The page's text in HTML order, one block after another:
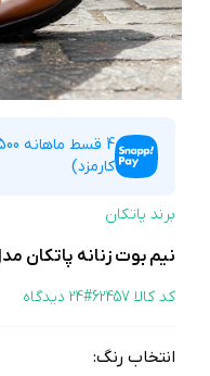
کارمزد)
برند پاتکان
نیم بوت زنانه پاتکان مدل 806 کد 15
کد کالا 62457# 24 دیدگاه
انتخاب رنگ: